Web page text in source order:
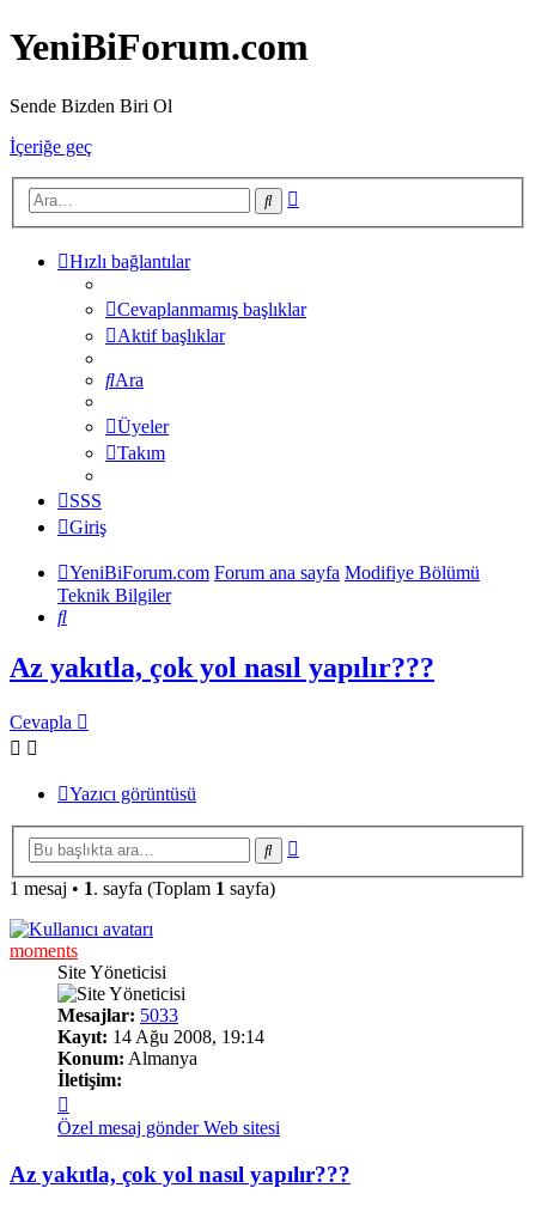
YeniBiForum.com
Sende Bizden Biri Ol
İçeriğe geç
Ara
Hızlı bağlantılar
Cevaplanmamış başlıklar
Aktif başlıklar
Ara
Üyeler
Takım
SSS
Giriş
YeniBiForum.com Forum ana sayfa Modifiye Bölümü
Teknik Bilgiler
Ara
Az yakıtla, çok yol nasıl yapılır???
Cevapla
Yazıcı görüntüsü
Ara
1 mesaj • 1. sayfa (Toplam 1 sayfa)
moments
Site Yöneticisi
Mesajlar: 5033
Kayıt: 14 Ağu 2008, 19:14
Konum: Almanya
İletişim:
moments
Özel mesaj gönder Web sitesi
Az yakıtla, çok yol nasıl yapılır???